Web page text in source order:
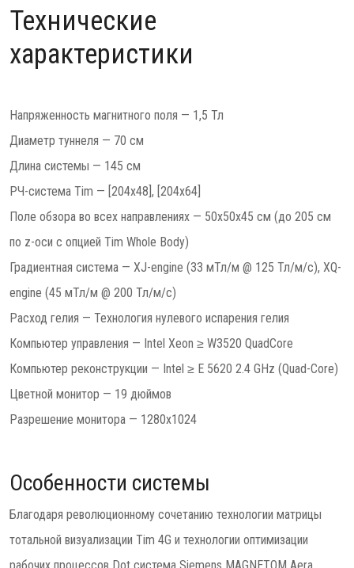
Технические
характеристики
Напряженность магнитного поля — 1,5 Тл
Диаметр туннеля — 70 см
Длина системы — 145 см
РЧ-система Tim — [204x48], [204x64]
Поле обзора во всех направлениях — 50х50х45 см (до 205 см
по z-оси с опцией Tim Whole Body)
Градиентная система — XJ-engine (33 мТл/м @ 125 Тл/м/с), XQ-
engine (45 мТл/м @ 200 Тл/м/с)
Расход гелия — Технология нулевого испарения гелия
Компьютер управления — Intel Xeon ≥ W3520 QuadCore
Компьютер реконструкции — Intel ≥ E 5620 2.4 GHz (Quad-Core)
Цветной монитор — 19 дюймов
Разрешение монитора — 1280х1024
Особенности системы
Благодаря революционному сочетанию технологии матрицы
тотальной визуализации Tim 4G и технологии оптимизации